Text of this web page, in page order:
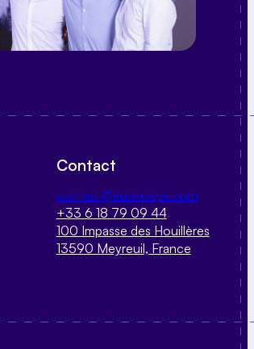
Contact
contact@ausmosys.com
+33 6 18 79 09 44
100 Impasse des Houillères
13590 Meyreuil, France